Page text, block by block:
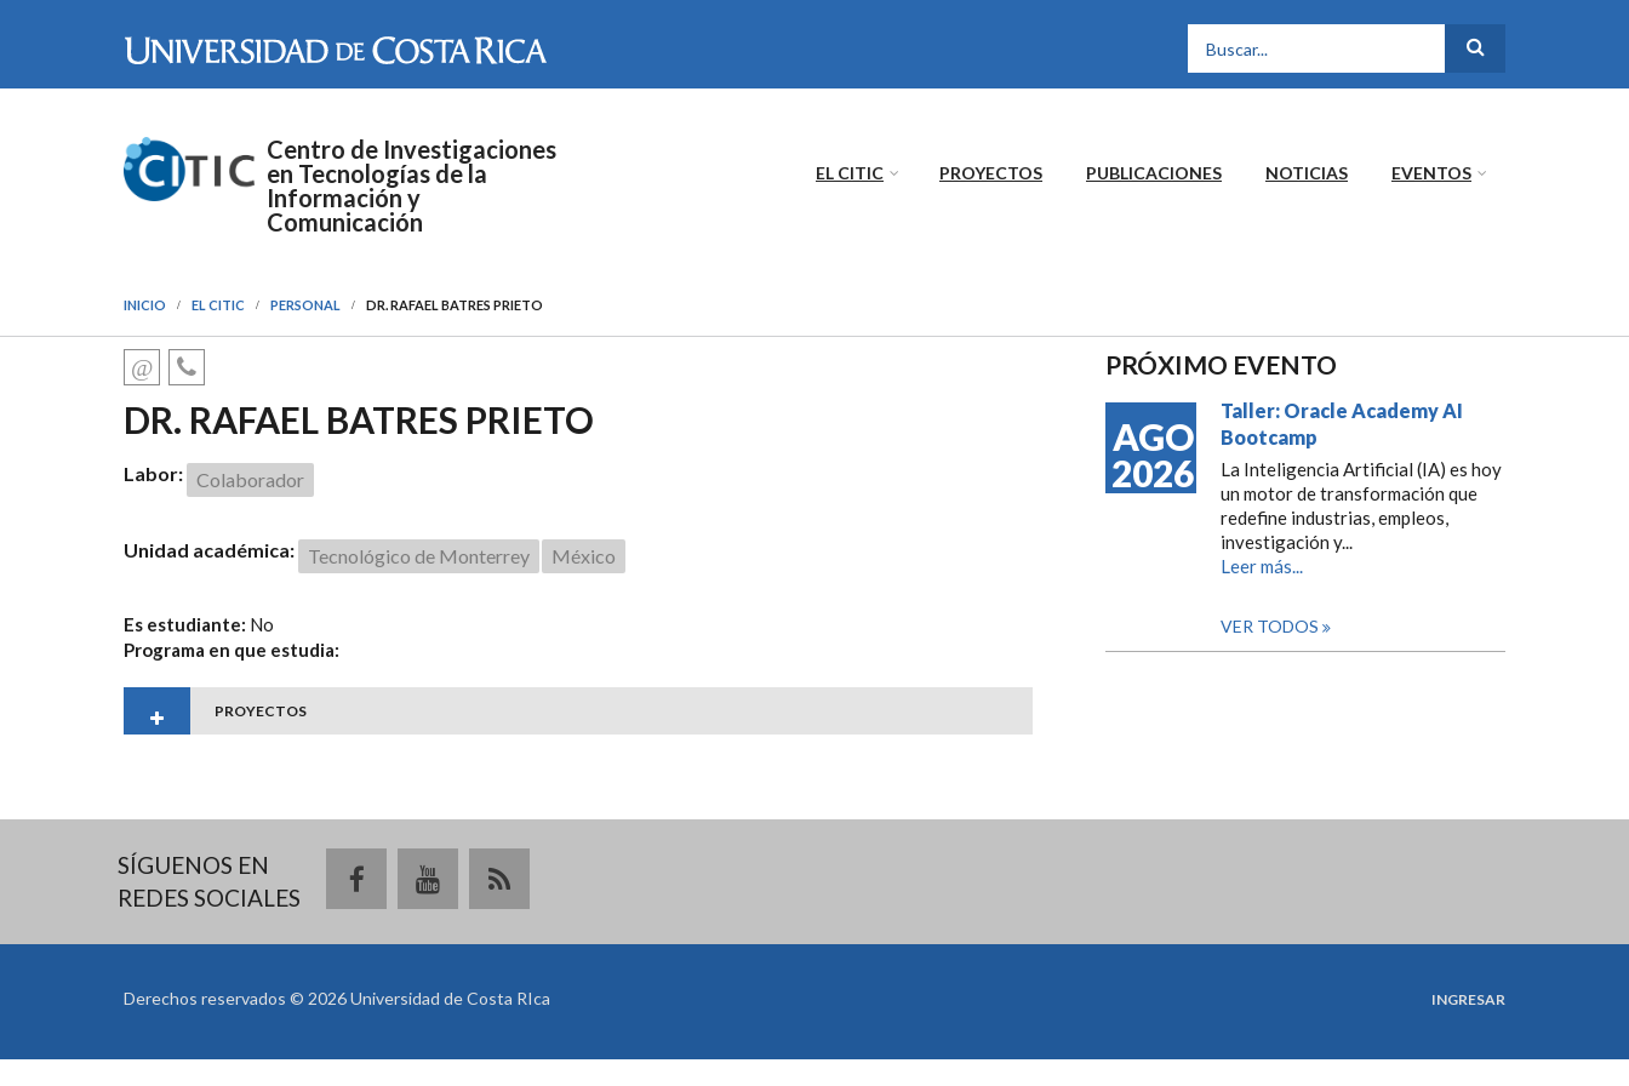
FORMULARIO DE
Centro de Investigaciones
en Tecnologías de la
Información y
Comunicación
EL CITIC PROYECTOS PUBLICACIONES NOTICIAS EVENTOS
INICIO EL CITIC PERSONAL DR. RAFAEL BATRES PRIETO
DR. RAFAEL BATRES PRIETO
Labor: Colaborador
Unidad académica: Tecnológico de Monterrey México
Es estudiante: No
Programa en que estudia:
PROYECTOS
PRÓXIMO EVENTO
AGO
2026
Taller: Oracle Academy AI
Bootcamp
La Inteligencia Artificial (IA) es hoy
un motor de transformación que
redefine industrias, empleos,
investigación y...
Leer más...
VER TODOS
SÍGUENOS EN
REDES SOCIALES
Derechos reservados © 2026 Universidad de Costa RIca INGRESAR